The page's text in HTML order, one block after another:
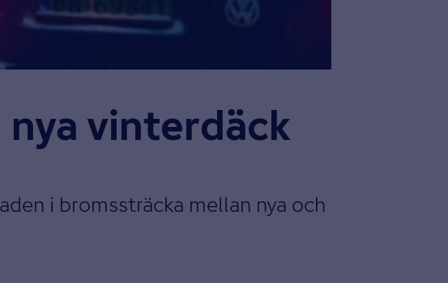
nya vinterdäck
i bromssträcka mellan nya och